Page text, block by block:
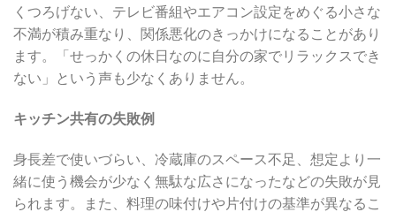
くつろげない、テレビ番組やエアコン設定をめぐる小さな
不満が積み重なり、関係悪化のきっかけになることがあり
ます。「せっかくの休日なのに自分の家でリラックスでき
ない」という声も少なくありません。
キッチン共有の失敗例
身長差で使いづらい、冷蔵庫のスペース不足、想定より一
緒に使う機会が少なく無駄な広さになったなどの失敗が見
られます。また、料理の味付けや片付けの基準が異なるこ